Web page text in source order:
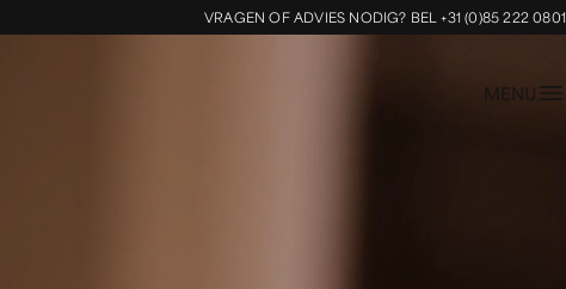
VRAGEN OF ADVIES NODIG? BEL +31 (0)85 222 0801
MENU